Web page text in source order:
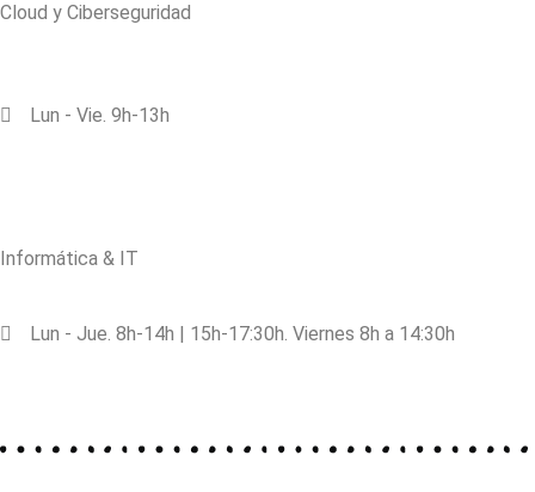
Cloud y Ciberseguridad
Lun - Vie. 9h-13h
Informática & IT
Lun - Jue. 8h-14h | 15h-17:30h. Viernes 8h a 14:30h